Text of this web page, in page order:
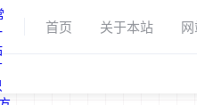
首页 关于本站